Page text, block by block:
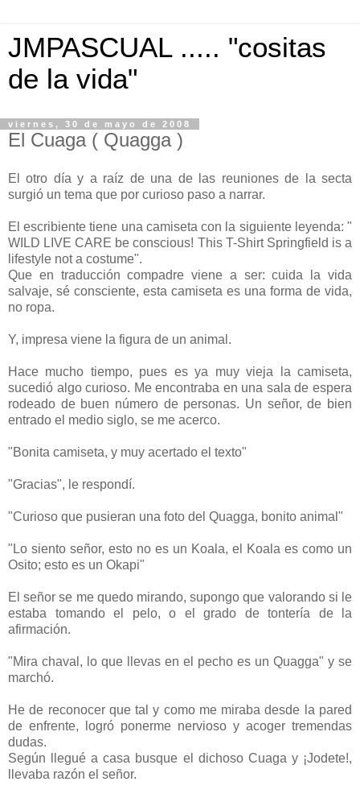
JMPASCUAL ..... "cositas
de la vida"
viernes, 30 de mayo de 2008
El Cuaga ( Quagga )
El otro día y a raíz de una de las reuniones de la secta
surgió un tema que por curioso paso a narrar.
El escribiente tiene una camiseta con la siguiente leyenda: "
WILD LIVE CARE be conscious! This T-Shirt Springfield is a
lifestyle not a costume".
Que en traducción compadre viene a ser: cuida la vida
salvaje, sé consciente, esta camiseta es una forma de vida,
no ropa.
Y, impresa viene la figura de un animal.
Hace mucho tiempo, pues es ya muy vieja la camiseta,
sucedió algo curioso. Me encontraba en una sala de espera
rodeado de buen número de personas. Un señor, de bien
entrado el medio siglo, se me acerco.
"Bonita camiseta, y muy acertado el texto"
"Gracias", le respondí.
"Curioso que pusieran una foto del Quagga, bonito animal"
"Lo siento señor, esto no es un Koala, el Koala es como un
Osito; esto es un Okapi"
El señor se me quedo mirando, supongo que valorando si le
estaba tomando el pelo, o el grado de tontería de la
afirmación.
"Mira chaval, lo que llevas en el pecho es un Quagga" y se
marchó.
He de reconocer que tal y como me miraba desde la pared
de enfrente, logró ponerme nervioso y acoger tremendas
dudas.
Según llegué a casa busque el dichoso Cuaga y ¡Jodete!,
llevaba razón el señor.